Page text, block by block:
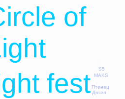
of
fest Дятел
S5
MAKS
Птенец